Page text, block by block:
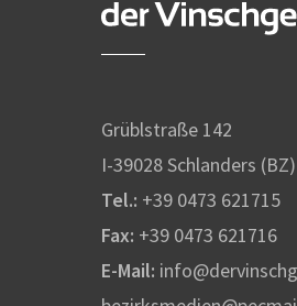
Grüblstraße 142
I-39028 Schlanders (BZ)
Tel.: +39 0473 621715
Fax: +39 0473 621716
E-Mail: